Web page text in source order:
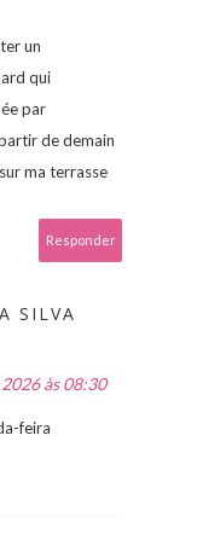
un
qui
par
de demain
ma terrasse
Responder
SILVA
às 08:30
feira